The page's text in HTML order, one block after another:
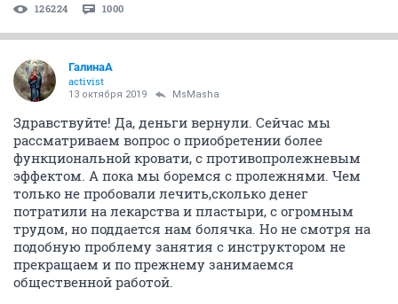
126224 1000
ГалинаА
activist
13 октября 2019 MsMasha
Здравствуйте! Да, деньги вернули. Сейчас мы
рассматриваем вопрос о приобретении более
функциональной кровати, с противопролежневым
эффектом. А пока мы боремся с пролежнями. Чем
только не пробовали лечить,сколько денег
потратили на лекарства и пластыри, с огромным
трудом, но поддается нам болячка. Но не смотря на
подобную проблему занятия с инструктором не
прекращаем и по прежнему занимаемся
общественной работой.